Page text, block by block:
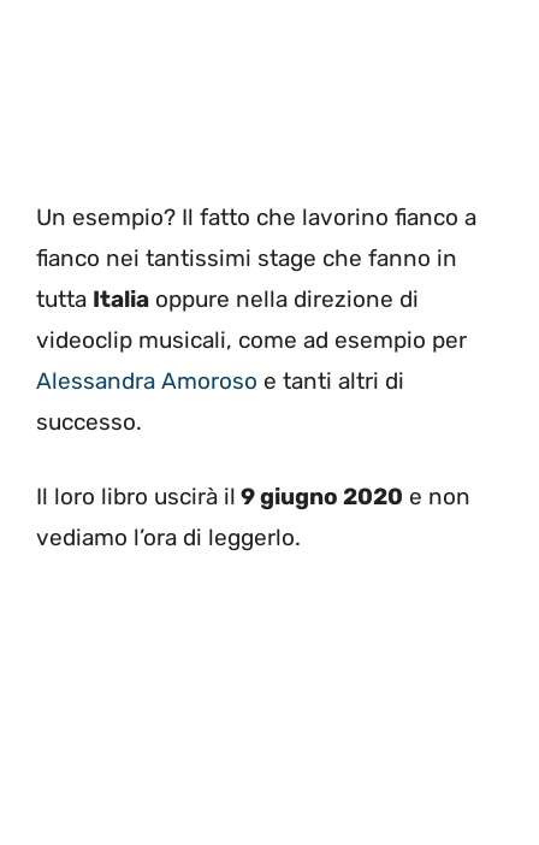
Un esempio? Il fatto che lavorino fianco a
fianco nei tantissimi stage che fanno in
tutta Italia oppure nella direzione di
videoclip musicali, come ad esempio per
Alessandra Amoroso e tanti altri di
successo.
Il loro libro uscirà il 9 giugno 2020 e non
vediamo l’ora di leggerlo.